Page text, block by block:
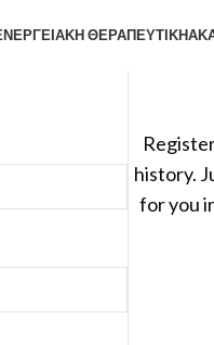
ΘΕΡΑΠΕΥΤΙΚΉ
history.
for you